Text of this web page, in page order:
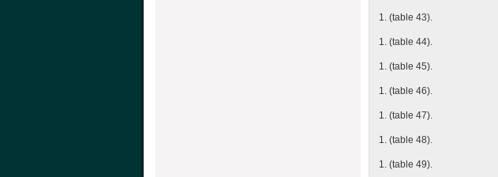
1. (table 43).
1. (table 44).
1. (table 45).
1. (table 46).
1. (table 47).
1. (table 48).
1. (table 49).